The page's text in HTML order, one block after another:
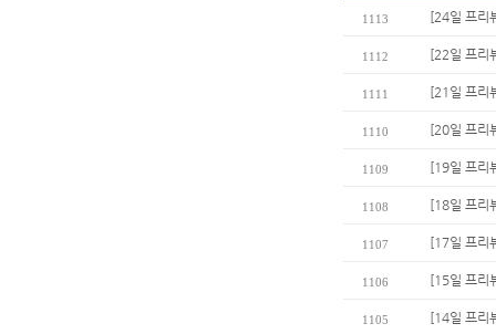
1113 [24일 프리
1112 [22일 프리
1111 [21일 프리
1110 [20일 프리
1109 [19일 프리
1108 [18일 프리
1107 [17일 프리
1106 [15일 프리
1105 [14일 프리